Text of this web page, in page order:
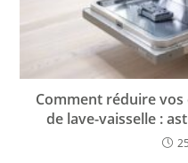
Comment réduire
de lave-vaisselle :